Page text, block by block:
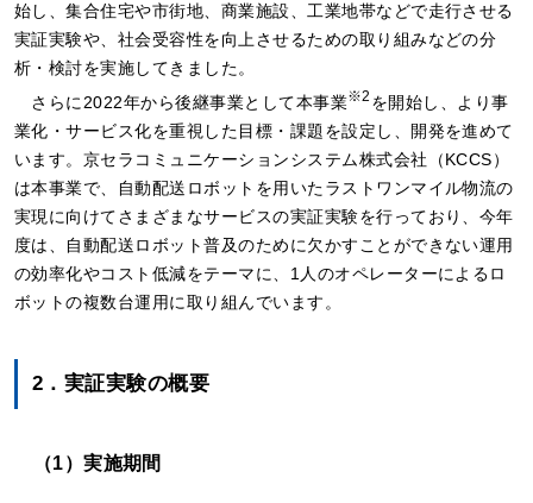
始し、集合住宅や市街地、商業施設、工業地帯などで走行させる
実証実験や、社会受容性を向上させるための取り組みなどの分
析・検討を実施してきました。
さらに2022年から後継事業として本事業※2 を開始し、より事
業化・サービス化を重視した目標・課題を設定し、開発を進めて
います。京セラコミュニケーションシステム株式会社（KCCS）
は本事業で、自動配送ロボットを用いたラストワンマイル物流の
実現に向けてさまざまなサービスの実証実験を行っており、今年
度は、自動配送ロボット普及のために欠かすことができない運用
の効率化やコスト低減をテーマに、1人のオペレーターによるロ
ボットの複数台運用に取り組んでいます。
2．実証実験の概要
（1）実施期間